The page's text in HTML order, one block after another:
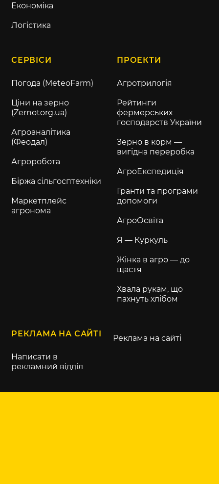
Економіка
Логістика
СЕРВІСИ
Погода (MeteoFarm)
Ціни на зерно
(Zernotorg.ua)
Агроаналітика
(Феодал)
Агроробота
Біржа сільгосптехніки
Маркетплейс
агронома
ПРОЕКТИ
Агротрилогія
Рейтинги
фермерських
господарств України
Зерно в корм —
вигідна переробка
АгроЕкспедиція
Гранти та програми
допомоги
АгроОсвіта
Я — Куркуль
Жінка в агро — до
щастя
Хвала рукам, що
пахнуть хлібом
РЕКЛАМА НА САЙТІ
Написати в
рекламний відділ
Реклама на сайті